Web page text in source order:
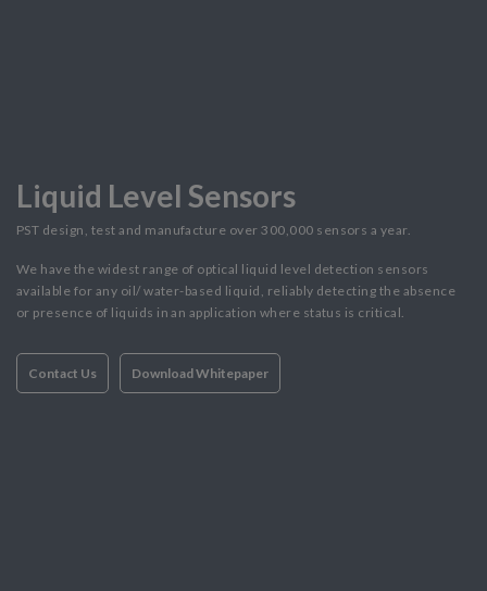
Liquid Level Sensors
PST design, test and manufacture over 300,000 sensors a year.
We have the widest range of optical liquid level detection sensors
available for any oil/ water-based liquid, reliably detecting the absence
or presence of liquids in an application where status is critical.
Contact Us Download Whitepaper